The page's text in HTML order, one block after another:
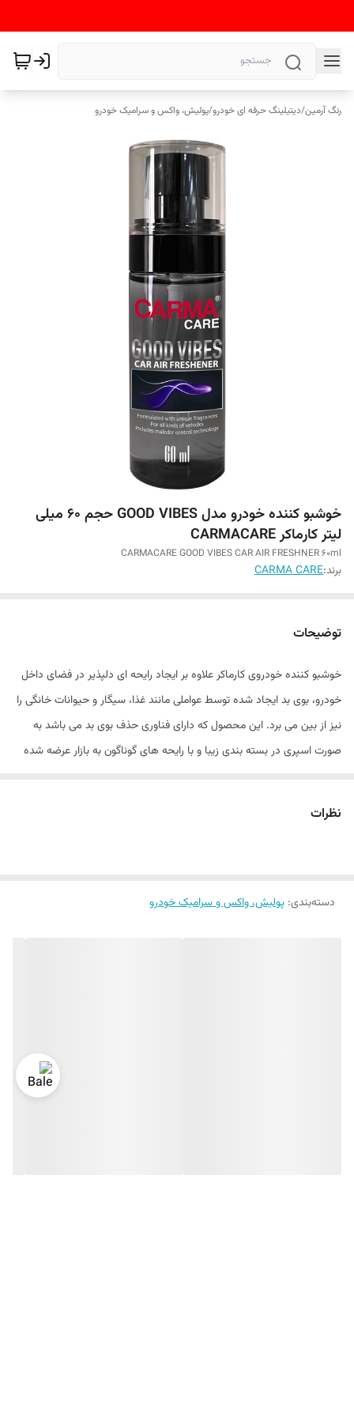
رنگ آرمین/دیتیلینگ حرفه ای خودرو/پولیش، واکس و سرامیک خودرو
خوشبو کننده خودرو مدل GOOD VIBES حجم 60 میلی
لیتر کارماکر CARMACARE
CARMACARE GOOD VIBES CAR AIR FRESHNER 60ml
برند:CARMA CARE
توضیحات
خوشبو کننده خودروی کارماکر علاوه بر ایجاد رایحه ای دلپذیر در فضای داخل
خودرو، بوی بد ایجاد شده توسط عواملی مانند غذا، سیگار و حیوانات خانگی را
نیز از بین می برد. این محصول که دارای فناوری حذف بوی بد می باشد به
صورت اسپری در بسته بندی زیبا و با رایحه های گوناگون به بازار عرضه شده
فرموله شده با رایحه های منحصر به فرد
نظرات
دسته‌بندی: پولیش، واکس و سرامیک خودرو